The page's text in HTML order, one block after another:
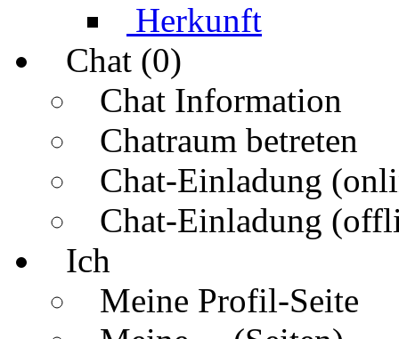
Herkunft
Chat (0)
Chat Information
Chatraum betreten
Chat-Einladung
Chat-Einladung
Ich
Meine Profil-Seite